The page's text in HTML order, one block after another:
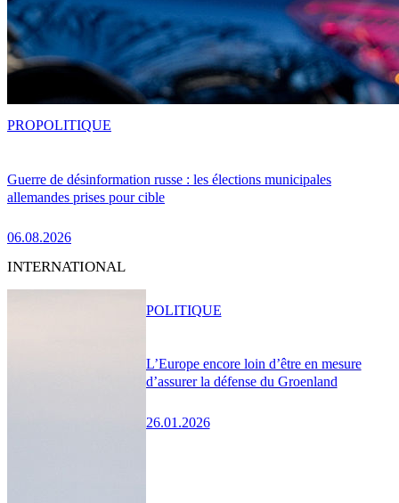
Guerre de désinformation russe : les élections municipales
allemandes prises pour cible
06.08.2026
PROPOLITIQUE
INTERNATIONAL
L’Europe encore loin d’être en mesure
d’assurer la défense du Groenland
26.01.2026
POLITIQUE